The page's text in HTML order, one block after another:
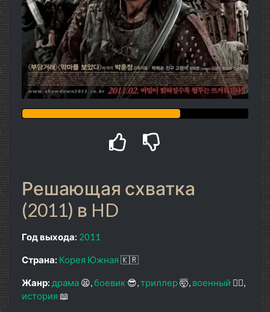
Решающая схватка
(2011) в HD
Год выхода: 2011
Страна: Корея Южная🇰🇷
Жанр: драма 😫 боевик 😎 триллер🤯 военный 👨‍✈️
история 📖